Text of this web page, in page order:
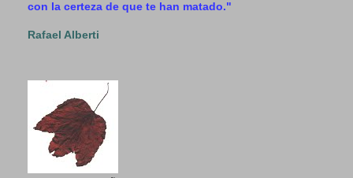
con la certeza de que te han matado."
Rafael Alberti